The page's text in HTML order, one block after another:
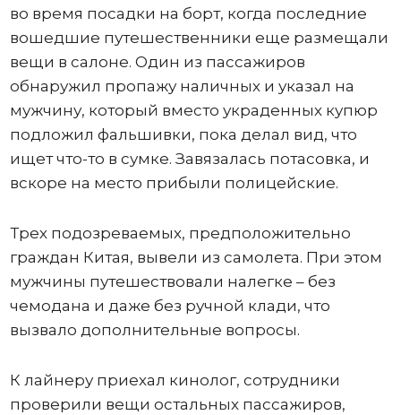
во время посадки на борт, когда последние
вошедшие путешественники еще размещали
вещи в салоне. Один из пассажиров
обнаружил пропажу наличных и указал на
мужчину, который вместо украденных купюр
подложил фальшивки, пока делал вид, что
ищет что-то в сумке. Завязалась потасовка, и
вскоре на место прибыли полицейские.
Трех подозреваемых, предположительно
граждан Китая, вывели из самолета. При этом
мужчины путешествовали налегке – без
чемодана и даже без ручной клади, что
вызвало дополнительные вопросы.
К лайнеру приехал кинолог, сотрудники
проверили вещи остальных пассажиров,